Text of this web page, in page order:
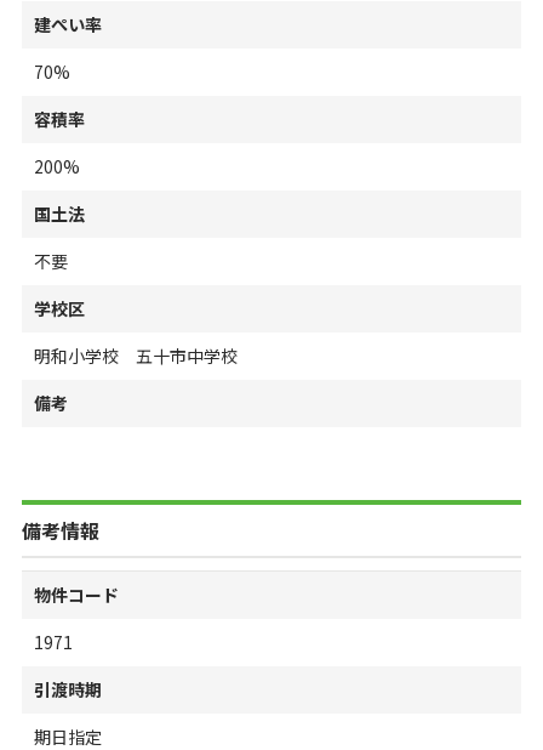
建ぺい率
70%
容積率
200%
国土法
不要
学校区
明和小学校 五十市中学校
備考
備考情報
物件コード
1971
引渡時期
期日指定